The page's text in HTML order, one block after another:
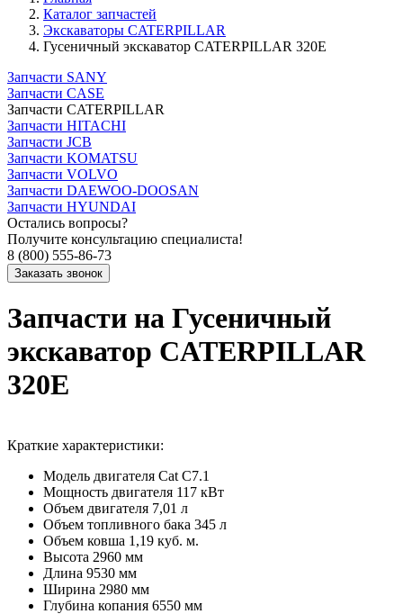
Каталог запчастей
Экскаваторы CATERPILLAR
Гусеничный экскаватор CATERPILLAR 320E
Запчасти SANY
Запчасти CASE
Запчасти CATERPILLAR
Запчасти HITACHI
Запчасти JCB
Запчасти KOMATSU
Запчасти VOLVO
Запчасти DAEWOO-DOOSAN
Запчасти HYUNDAI
Остались вопросы?
Получите консультацию специалиста!
8 (800) 555-86-73
Запчасти на Гусеничный
экскаватор CATERPILLAR
320E
Краткие характеристики:
Модель двигателя Cat C7.1
Мощность двигателя 117 кВт
Объем двигателя 7,01 л
Объем топливного бака 345 л
Объем ковша 1,19 куб. м.
Высота 2960 мм
Длина 9530 мм
Ширина 2980 мм
Глубина копания 6550 мм